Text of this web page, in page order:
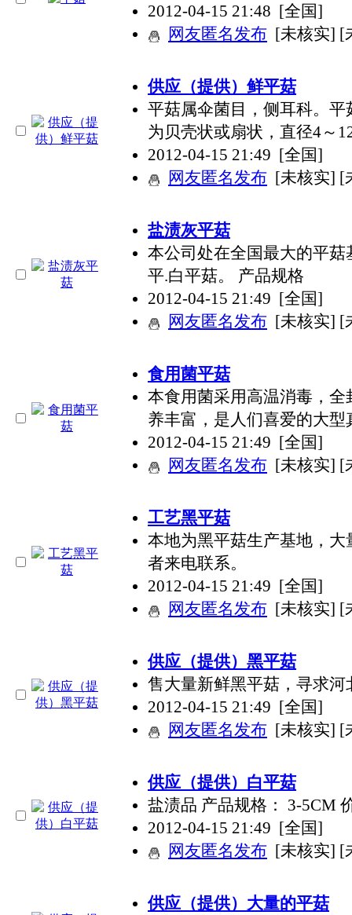
2012-04-15 21:48 [全国]
网友匿名发布 [未核实] [
供应（提供）鲜平菇
平菇属伞菌目，侧耳科。
为贝壳状或扇状，直径4～
2012-04-15 21:49 [全国]
网友匿名发布 [未核实] [
盐渍灰平菇
本公司处在全国最大的平
平.白平菇。 产品规格
2012-04-15 21:49 [全国]
网友匿名发布 [未核实] [
食用菌平菇
本食用菌采用高温消毒，
养丰富，是人们喜爱的大
2012-04-15 21:49 [全国]
网友匿名发布 [未核实] [
工艺黑平菇
本地为黑平菇生产基地，
者来电联系。
2012-04-15 21:49 [全国]
网友匿名发布 [未核实] [
供应（提供）黑平菇
售大量新鲜黑平菇，寻求
2012-04-15 21:49 [全国]
网友匿名发布 [未核实] [
供应（提供）白平菇
盐渍品 产品规格： 3-5CM
2012-04-15 21:49 [全国]
网友匿名发布 [未核实] [
供应（提供）大量的平菇